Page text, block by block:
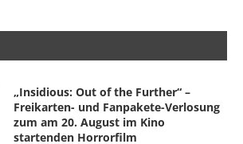
„Insidious: Out of the Further“ –
Freikarten- und Fanpakete-Verlosung
zum am 20. August im Kino
startenden Horrorfilm